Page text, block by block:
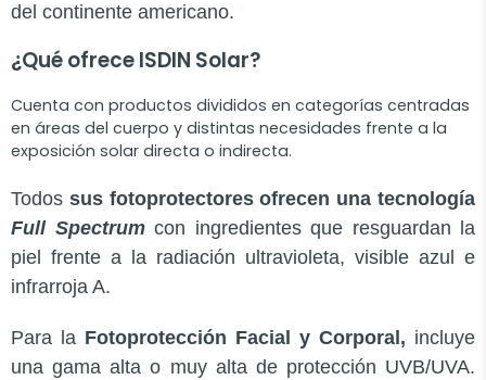
del continente americano.
¿Qué ofrece ISDIN Solar?
Cuenta con productos divididos en categorías centradas
en áreas del cuerpo y distintas necesidades frente a la
exposición solar directa o indirecta.
Todos sus fotoprotectores ofrecen una tecnología
Full Spectrumcon ingredientes que resguardan la
piel frente a la radiación ultravioleta, visible azul e
infrarroja A.
Para la Fotoprotección Facial y Corporal, incluye
una gama alta o muy alta de protección UVB/UVA.